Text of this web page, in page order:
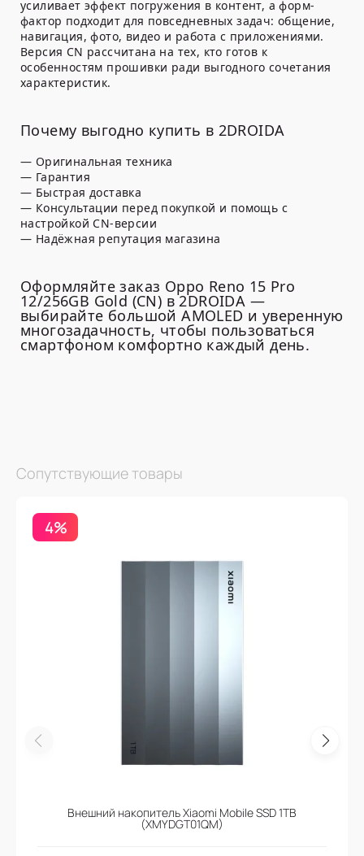
усиливает эффект погружения в контент, а форм-
фактор подходит для повседневных задач: общение,
навигация, фото, видео и работа с приложениями.
Версия CN рассчитана на тех, кто готов к
особенностям прошивки ради выгодного сочетания
характеристик.
Почему выгодно купить в 2DROIDA
— Оригинальная техника
— Гарантия
— Быстрая доставка
— Консультации перед покупкой и помощь с
настройкой CN-версии
— Надёжная репутация магазина
Оформляйте заказ Oppo Reno 15 Pro
12/256GB Gold (CN) в 2DROIDA —
выбирайте большой AMOLED и уверенную
многозадачность, чтобы пользоваться
смартфоном комфортно каждый день.
Сопутствующие товары
4%
Внешний накопитель Xiaomi Mobile SSD 1TB
(XMYDGT01QM)